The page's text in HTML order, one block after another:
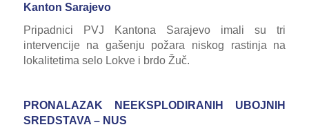
Kanton Sarajevo
Pripadnici PVJ Kantona Sarajevo imali su tri
intervencije na gašenju požara niskog rastinja na
lokalitetima selo Lokve i brdo Žuč.
PRONALAZAK NEEKSPLODIRANIH UBOJNIH
SREDSTAVA – NUS